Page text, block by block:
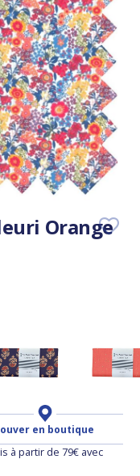
Orange
en boutique
à partir de 79€ avec